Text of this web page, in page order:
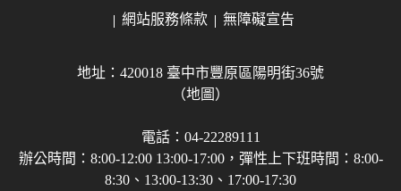
網站服務條款
無障礙宣告
地址：420018 臺中市豐原區陽明街36號
（地圖）
電話：04-22289111
辦公時間：8:00-12:00 13:00-17:00，彈性上下班時間：8:00-
8:30、13:00-13:30、17:00-17:30